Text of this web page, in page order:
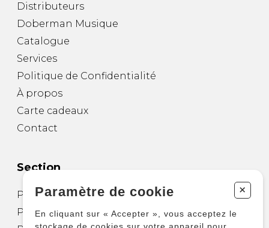
Distributeurs
Doberman Musique
Catalogue
Services
Politique de Confidentialité
À propos
Carte cadeaux
Contact
Section
Partitions pour guitare
Partitions pour autres instruments
Paramètre de cookie +
En cliquant sur « Accepter », vous acceptez le